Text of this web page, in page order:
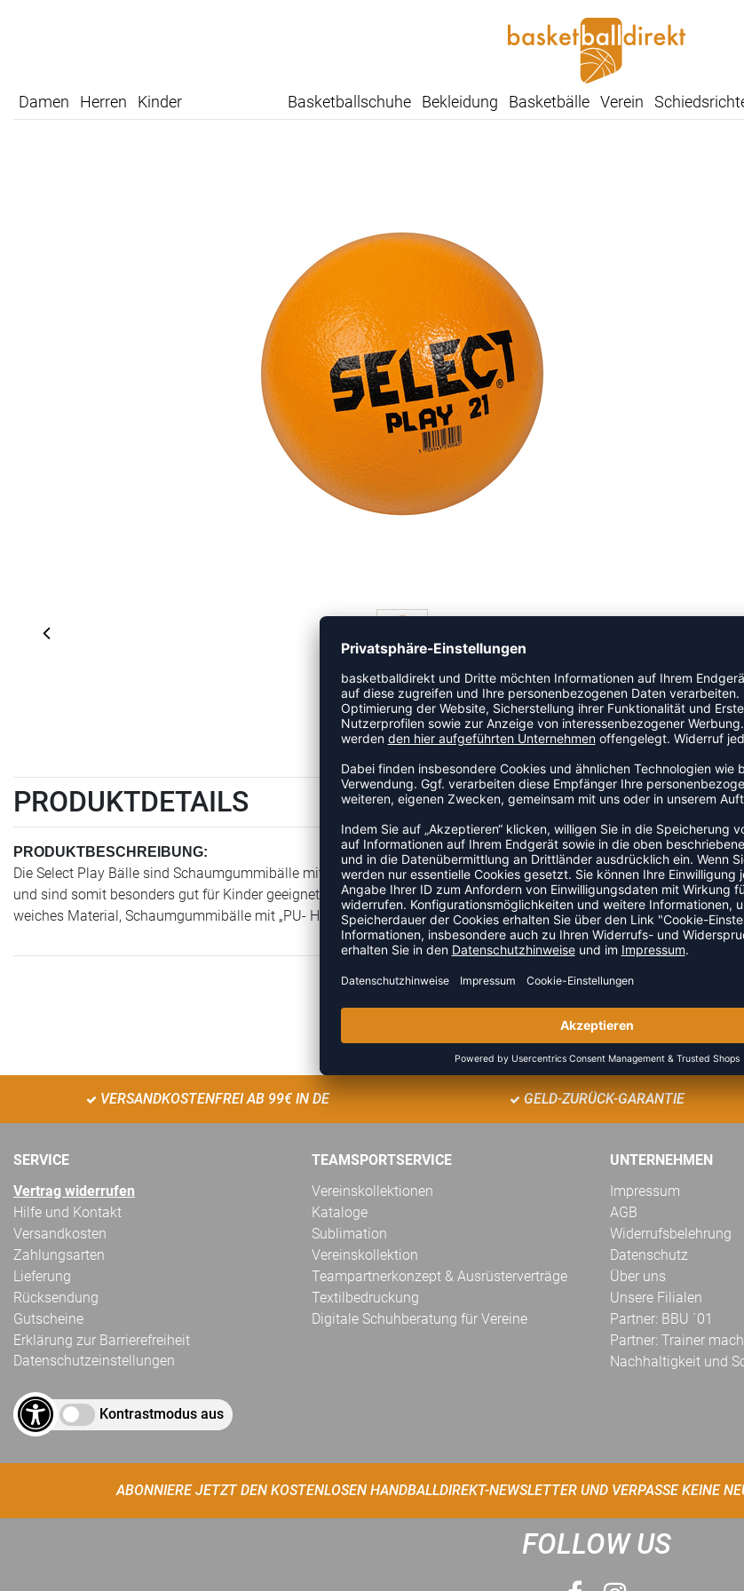
Damen Herren Kinder Basketballschuhe Bekleidung Basketbälle Verein
PRODUKTDETAILS
PRODUKTBESCHREIBUNG:
Die Select Play Bälle sind Schaumgummibälle mit einer „PU-Haut“. Diese Select Bälle schonen Mitspieler und
und sind somit besonders gut für Kinder geeignet. Hardfact - Verwendbar: für Spiel und Spaß - Eigenschaften:
weiches Material, Schaumgummibälle mit „PU- Haut“ mit dem Durchmesser 54 cm
ZULETZT ANGESEHEN
VERSANDKOSTENFREI AB 99€ IN DE GELD-ZURÜCK-GARANTIE
SERVICE
Vertrag widerrufen
Hilfe und Kontakt
Versandkosten
Zahlungsarten
Lieferung
Rücksendung
Gutscheine
Erklärung zur Barrierefreiheit
Datenschutzeinstellungen
Kontrastmodus aus
TEAMSPORTSERVICE
Vereinskollektionen
Kataloge
Sublimation
Vereinskollektion
Teampartnerkonzept & Ausrüsterverträge
Textilbedruckung
Digitale Schuhberatung für Vereine
UNTERNEHMEN
Impressum
AGB
Widerrufsbelehrung
Datenschutz
Über uns
Unsere Filialen
Partner: BBU ´01
Partner: Trainer
Nachhaltigkeit und
ABONNIERE JETZT DEN KOSTENLOSEN HANDBALLDIREKT-NEWSLETTER UND VERPASSE KEINE
FOLLOW US